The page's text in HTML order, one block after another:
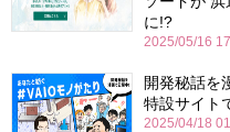
に!?
2025/05/16
開発秘話を
特設サイト
2025/04/18